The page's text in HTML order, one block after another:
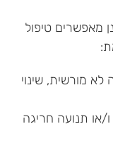
מאפשרים טיפול
לא מורשית, שינוי
או תנועה חריגה